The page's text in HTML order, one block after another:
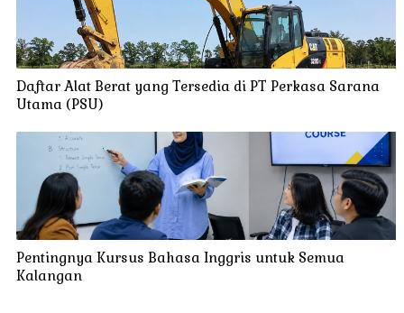
Daftar Alat Berat yang Tersedia di PT Perkasa Sarana
Utama (PSU)
Pentingnya Kursus Bahasa Inggris untuk Semua
Kalangan